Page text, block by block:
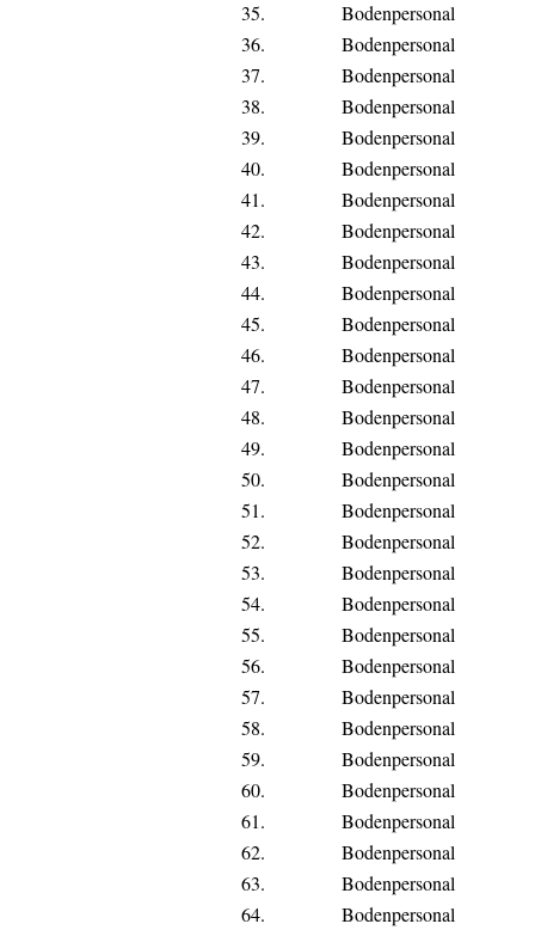
35.
Bodenpersonal
36.
Bodenpersonal
37.
Bodenpersonal
38.
Bodenpersonal
39.
Bodenpersonal
40.
Bodenpersonal
41.
Bodenpersonal
42.
Bodenpersonal
43.
Bodenpersonal
44.
Bodenpersonal
45.
Bodenpersonal
46.
Bodenpersonal
47.
Bodenpersonal
48.
Bodenpersonal
49.
Bodenpersonal
50.
Bodenpersonal
51.
Bodenpersonal
52.
Bodenpersonal
53.
Bodenpersonal
54.
Bodenpersonal
55.
Bodenpersonal
56.
Bodenpersonal
57.
Bodenpersonal
58.
Bodenpersonal
59.
Bodenpersonal
60.
Bodenpersonal
61.
Bodenpersonal
62.
Bodenpersonal
63.
Bodenpersonal
64.
Bodenpersonal